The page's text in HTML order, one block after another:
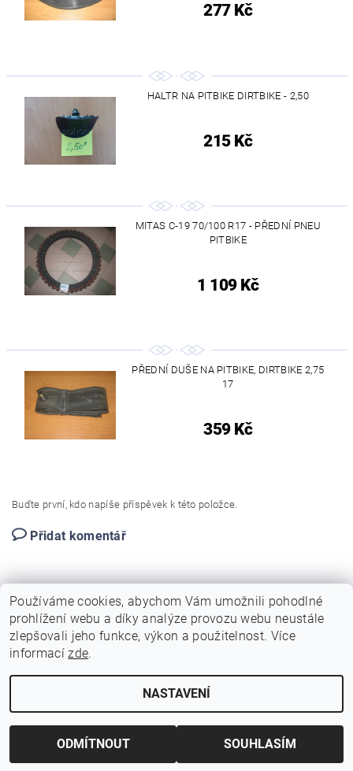
277 Kč
HALTR NA PITBIKE DIRTBIKE - 2,50
215 Kč
MITAS C-19 70/100 R17 - PŘEDNÍ PNEU
PITBIKE
1 109 Kč
PŘEDNÍ DUŠE NA PITBIKE, DIRTBIKE 2,75
17
359 Kč
Buďte první, kdo napíše příspěvek k této položce.
Přidat komentář
Sohoo.cz | Dirt-bike.cz
Zemědělská technika Pitel
2026 © SOHOO.CZ, všechna práva vyhrazenaUpravit nastavení cookies
Používáme cookies, abychom Vám umožnili pohodlné
prohlížení webu a díky analýze provozu webu neustále
zlepšovali jeho funkce, výkon a použitelnost. Více
informacízde.
NASTAVENÍ
ODMÍTNOUT SOUHLASÍM